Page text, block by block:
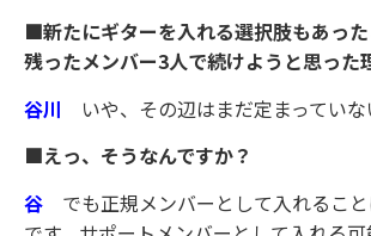
■新たにギターを入れる選択肢もあった
残ったメンバー3人で続けようと思った
谷川 いや、その辺はまだ定まっていな
■えっ、そうなんですか？
谷 でも正規メンバーとして入れるこ